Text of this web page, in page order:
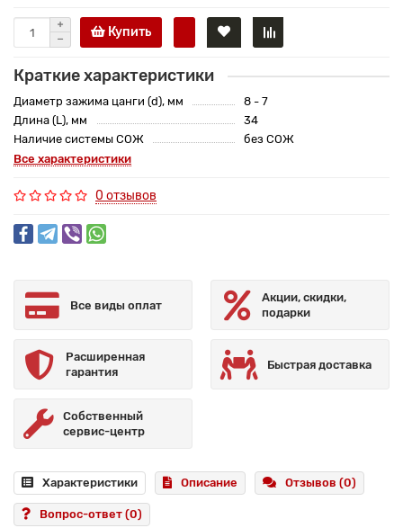
Купить
Краткие характеристики
Диаметр зажима цанги (d), мм
8 - 7
Длина (L), мм
34
Наличие системы СОЖ
без СОЖ
Все характеристики
0 отзывов
Все виды оплат
Акции, скидки,
подарки
Расширенная
гарантия
Быстрая доставка
Собственный
сервис-центр
Характеристики Описание Отзывов (0)
Вопрос-ответ (0)